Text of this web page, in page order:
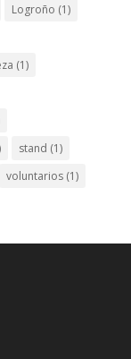
Logroño (1)
(1)
stand (1)
voluntarios(1)